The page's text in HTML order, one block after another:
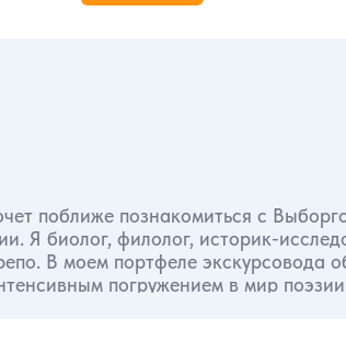
поближе познакомиться с
В моем портфеле экскурсовода
погружением в мир